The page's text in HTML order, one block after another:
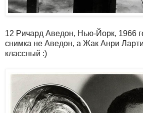
12 Ричард Аведон, Нью-Йорк, 1966
снимка не Аведон, а Жак Анри
классный :)